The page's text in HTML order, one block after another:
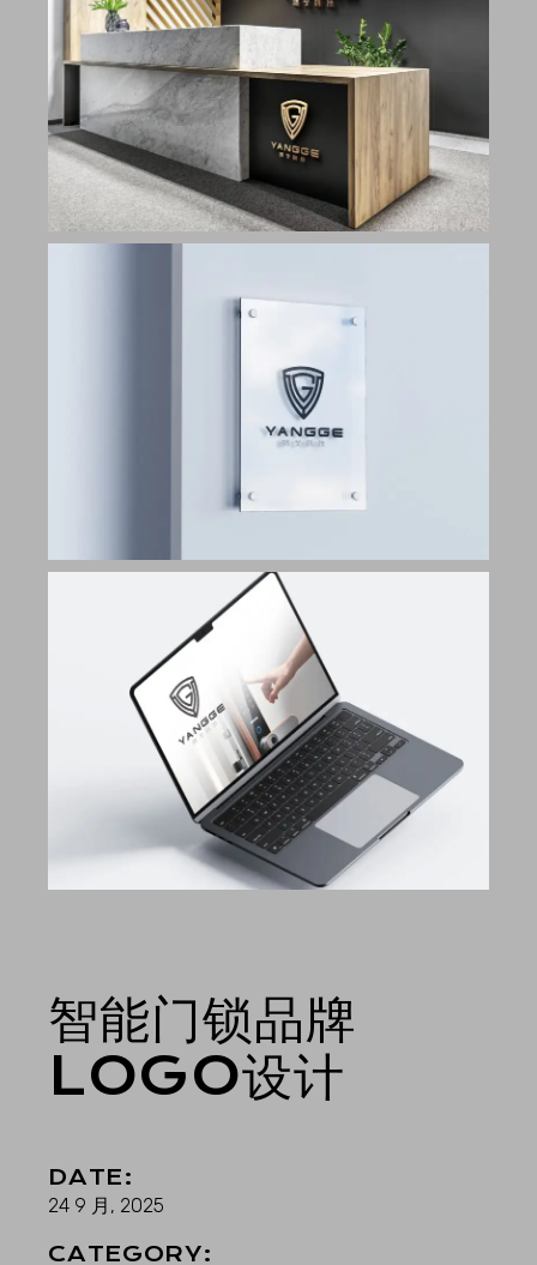
智能门锁品牌
LOGO设计
DATE:
24 9 月, 2025
CATEGORY: